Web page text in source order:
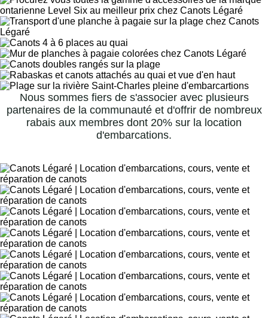
Nous sommes fiers de s'associer avec plusieurs
partenaires de la communauté et d'offrir de nombreux
rabais aux membres dont 20% sur la location
d'embarcations.